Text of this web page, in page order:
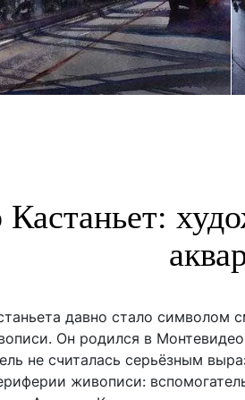
Кастаньет:
давно стало символом
Он родился в
не считалась серьёзным
живописи: